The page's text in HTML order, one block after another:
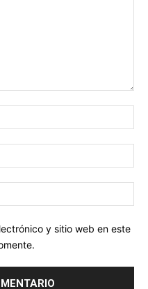
y sitio web en este